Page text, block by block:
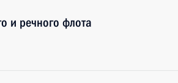
и речного флота